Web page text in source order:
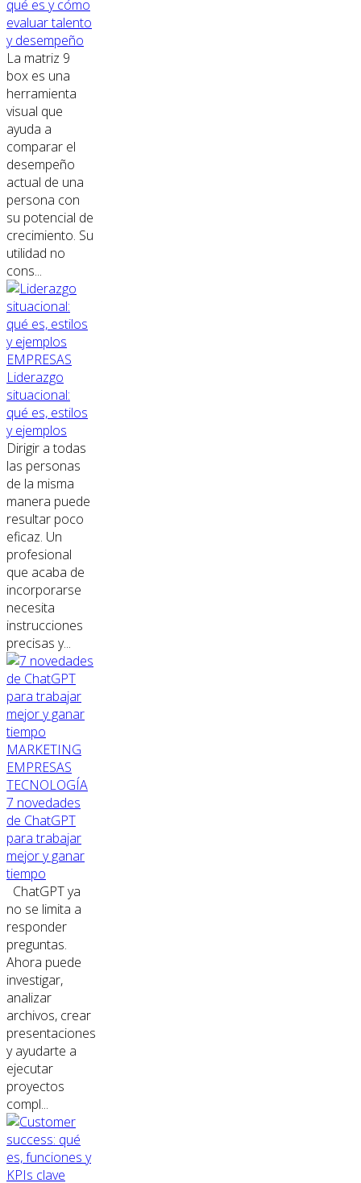
qué es y cómo
evaluar talento
y desempeño
La matriz 9
box es una
herramienta
visual que
ayuda a
comparar el
desempeño
actual de una
persona con
su potencial de
crecimiento. Su
utilidad no
cons...
EMPRESAS
Liderazgo
situacional:
qué es, estilos
y ejemplos
Dirigir a todas
las personas
de la misma
manera puede
resultar poco
eficaz. Un
profesional
que acaba de
incorporarse
necesita
instrucciones
precisas y...
MARKETING
EMPRESAS
TECNOLOGÍA
7 novedades
de ChatGPT
para trabajar
mejor y ganar
tiempo
ChatGPT ya
no se limita a
responder
preguntas.
Ahora puede
investigar,
analizar
archivos, crear
presentaciones
y ayudarte a
ejecutar
proyectos
compl...